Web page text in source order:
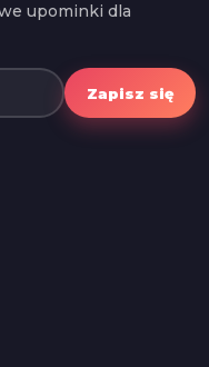
upominki dla
Zapisz się